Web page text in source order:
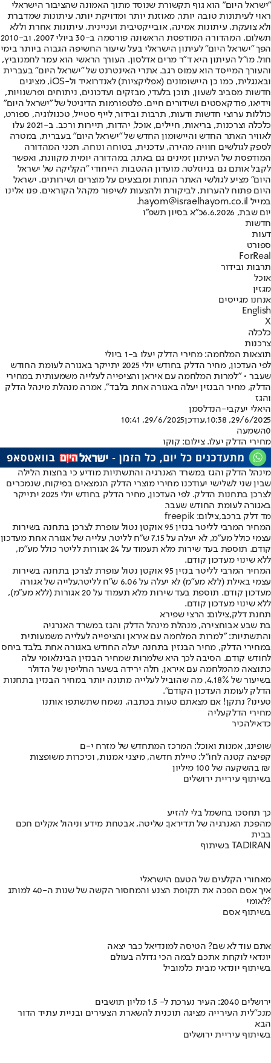
"ישראל היום" הוא גוף תקשורת שנוסד מתוך האמונה שהציבור הישראלי
ראוי לעיתונות טובה יותר, מאוזנת יותר ומדויקת יותר. עיתונות שמדברת
ולא צועקת. עיתונות אמינה, אובייקטיבית ועניינית. עיתונות אחרת וללא
תשלום. המהדורה המודפסת הראשונה פורסמה ב-30 ביולי 2007, וב-2010
הפך "ישראל היום" לעיתון הישראלי בעל שיעור החשיפה הגבוה ביותר בימי
חול. מו"ל העיתון היא ד"ר מרים אדלסון. העורך הראשי הוא עמר לחמנוביץ,
והעורך המייסד הוא עמוס רגב. אתרי האינטרנט של "ישראל היום" בעברית
ובאנגלית, כמו כן היישומונים (אפליקציות) לאנדרואיד ול-iOS, מציגים
חדשות מסביב לשעון, תוכן בלעדי, מבזקים ועדכונים, ניתוחים ופרשנויות,
וידיאו, פודקאסטים ושידורים חיים. פלטפורמות הדיגיטל של "ישראל היום"
כוללות ערוצי חדשות ודעות, תרבות ובידור, לייף סטייל, טכנולוגיה, ספורט,
כלכלה וצרכנות, בריאות, חיילים, אוכל, יהדות, תיירות ורכב. ב-2021 עלו
לאוויר האתר החדש והיישומון החדש של "ישראל היום" בעברית, במטרה
לספק לגולשים חוויה מהירה, עדכנית, בטוחה ונוחה. תכני המהדורה
המודפסת של העיתון זמינים גם באתר, במהדורה יומית מקוונת, ואפשר
לקבל אותם גם בניוזלטר. מועדון ההטבות הייחודי "הקליקה של ישראל
היום" מציע לגולשי האתר הנחות ומבצעים על מוצרים ושירותים. ישראל
היום פתוח להערות, לביקורת ולהצעות לשיפור מקהל הקוראים. פנו אלינו
במייל hayom@israelhayom.co.il.
יום שבת, 6.6.2026
כ"א בסיון תשפ"ו
חדשות
דעות
ספורט
ForReal
תרבות ובידור
אוכל
מגזין
אנחנו מגייסים
English
X
כלכלה
צרכנות
תוצאות המלחמה: מחירי הדלק יעלו ב-1 ביולי
לפי העדכון, מחיר הדלק בחודש יולי 2025 יתייקר באגורה לעומת החודש
שעבר • ״למרות המלחמה עם איראן והציפייה לעלייה משמעותית במחירי
הדלק, מחיר הבנזין יעלה באגורה אחת בלבד", אמרה מנהלת מינהל הדלק
והגז
היאלי יעקבי-הנדלסמן
29/6/2025, 10:38
,עודכן29/6/2025, 10:41
0השמעה
מחירי הדלק יעלו. צילום: קוקו
מינהל הדלק והגז במשרד האנרגיה והתשתיות מודיע כי בחצות הלילה
שבין שני לשלישי יעודכנו מחירי מוצרי הדלק הנמצאים בפיקוח, שנמכרים
לצרכן בתחנות הדלק. לפי העדכון, מחיר הדלק בחודש יולי 2025 יתייקר
באגורה לעומת החודש שעבר.
מד דלק ברכב,צילום: freepik
המחיר המרבי לליטר בנזין 95 אוקטן נטול עופרת לצרכן בתחנה בשירות
עצמי כולל מע"מ, לא יעלה על 7.15 ש"ח לליטר, עלייה של אגורה אחת מעדכון
קודם. תוספת בעד שירות מלא תעמוד על 24 אגורות לליטר כולל מע"מ,
ללא שינוי מעדכון קודם.
המחיר המרבי לליטר בנזין 95 אוקטן נטול עופרת לצרכן בתחנה בשירות
עצמי באילת (ללא מע"מ) לא יעלה על 6.06 ש"ח לליטר,עלייה של אגורה
מעדכון קודם. תוספת בעד שירות מלא תעמוד על 20 אגורות (ללא מע"מ),
ללא שינוי מעדכון קודם.
תחנת דלק,צילום: הרצי שפירא
בת שבע אבוחצירה, מנהלת מינהל הדלק והגז במשרד האנרגיה
והתשתיות: ״למרות המלחמה עם איראן והציפייה לעלייה משמעותית
במחירי הדלק, מחיר הבנזין בתחנה יעלה החודש באגורה אחת בלבד ביחס
לחודש קודם. הסיבה לכך היא שלמרות שמחיר הבנזין הבינלאומי עלה
כתוצאה מהמלחמה עם איראן, חלה ירידה בשער החליפין של הדולר
בשיעור של 4.18%, מה שהוביל לעלייה מתונה יותר במחיר הבנזין בתחנות
הדלק לעומת העדכון הקודם".
טעינו? נתקן! אם מצאתם טעות בכתבה, נשמח שתשתפו אותנו
מחירי הדלקעליה
כדאילהכיר
שופינג, אמנות ואוכל: המרכז המתחדש של מזרח י-ם
קפיצה קטנה לחו"ל: טיילת חדשה, מיצגי אמנות, וכיכרות משופצות
בהשקעה של 100 מיליון ₪
בשיתוף עיריית ירושלים
כך תחסכו בחשמל בלי להזיע
מהפכת האנרגיה של תדיראן: שליטה, אבטחת מידע וניהול אקלים חכם
בבית
בשיתוף TADIRAN
מאחורי הקלעים של הטעם הישראלי
איך אסם הפכה את תקופת הצנע והמחסור הקשה של שנות ה-40 למותג
לאומי?
בשיתוף אסם
אתם עוד לא שם? הטיסה למונדיאל כבר יצאה
יונדאי לוקחת אתכם לבמה הכי גדולה בעולם
בשיתוף יונדאי מבית כלמוביל
ירושלים 2040: העיר נערכת ל- 1.5 מליון תושבים
מנכ"לית העירייה מציגה תוכנית להשארת הצעירים ובניית עתיד הדור
הבא
בשיתוף עיריית ירושלים